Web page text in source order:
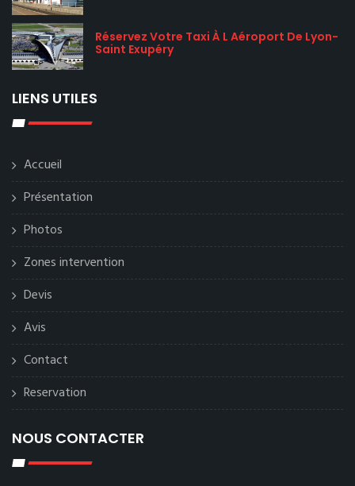
Réservez Votre Taxi À L Aéroport De Lyon-
Saint Exupéry
LIENS UTILES
Accueil
Présentation
Photos
Zones intervention
Devis
Avis
Contact
Reservation
NOUS CONTACTER